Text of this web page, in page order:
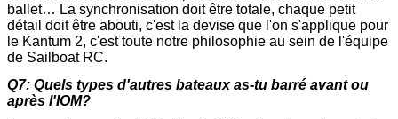
ballet… La synchronisation doit être totale, chaque petit
détail doit être abouti, c'est la devise que l'on s'applique pour
le Kantum 2, c'est toute notre philosophie au sein de l'équipe
de Sailboat RC.
Q7: Quels types d'autres bateaux as-tu barré avant ou
après l'IOM?